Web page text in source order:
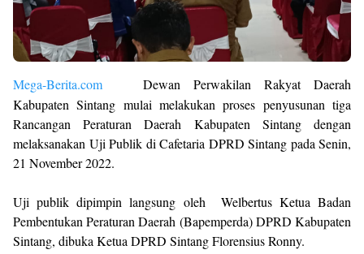
Mega-Berita.com Dewan Perwakilan Rakyat Daerah
Kabupaten Sintang mulai melakukan proses penyusunan tiga
Rancangan Peraturan Daerah Kabupaten Sintang dengan
melaksanakan Uji Publik di Cafetaria DPRD Sintang pada Senin,
21 November 2022.
Uji publik dipimpin langsung oleh Welbertus Ketua Badan
Pembentukan Peraturan Daerah (Bapemperda) DPRD Kabupaten
Sintang, dibuka Ketua DPRD Sintang Florensius Ronny.